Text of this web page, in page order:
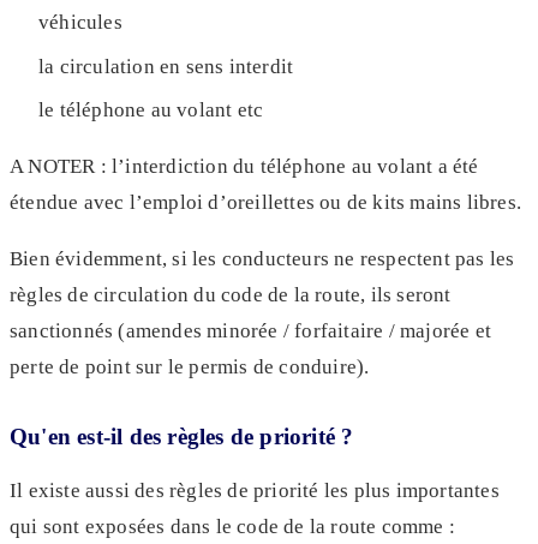
véhicules
la circulation en sens interdit
le téléphone au volant etc
A NOTER : l’interdiction du téléphone au volant a été
étendue avec l’emploi d’oreillettes ou de kits mains libres.
Bien évidemment, si les conducteurs ne respectent pas les
règles de circulation du code de la route, ils seront
sanctionnés (amendes minorée / forfaitaire / majorée et
perte de point sur le permis de conduire).
Qu'en est-il des règles de priorité ?
Il existe aussi des règles de priorité les plus importantes
qui sont exposées dans le code de la route comme :